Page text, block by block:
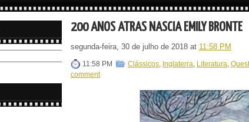
200 ANOS ATRÁS NASCIA EMILY BRONTË
segunda-feira, 30 de julho de 2018 at 11:58 PM
11:58 PM Clássicos, Inglaterra, Literatura,
comment